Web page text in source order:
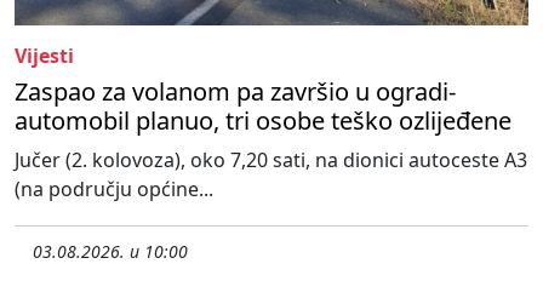
Vijesti
Zaspao za volanom pa završio u ogradi-
automobil planuo, tri osobe teško ozlijeđene
Jučer (2. kolovoza), oko 7,20 sati, na dionici autoceste A3
(na području općine...
03.08.2026. u 10:00